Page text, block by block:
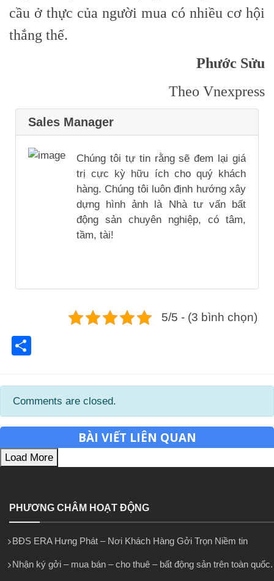
cầu ở thực của người mua có nhiều cơ hội
thắng thế.
Phước Sửu
Theo Vnexpress
Sales Manager
Chúng tôi tự tin rằng sẽ đem lại giá
trị cực kỳ hữu ích cho quý khách
hàng. Chúng tôi luôn định hướng xây
dựng hình ảnh là Nhà tư vấn bất
động sản chuyên nghiệp, có tâm,
tầm, tài!
5/5 - (3 bình chọn)
Comments are closed.
BÀI VIẾT LIÊN QUAN
Load More
PHƯƠNG CHÂM HOẠT ĐỘNG
BĐS ERA Hưng Phát – Nơi Khách Hàng Gởi Trọn Niềm tin
Nhận ký gởi – mua bán – cho thuê – bất động sản trên toàn quốc.